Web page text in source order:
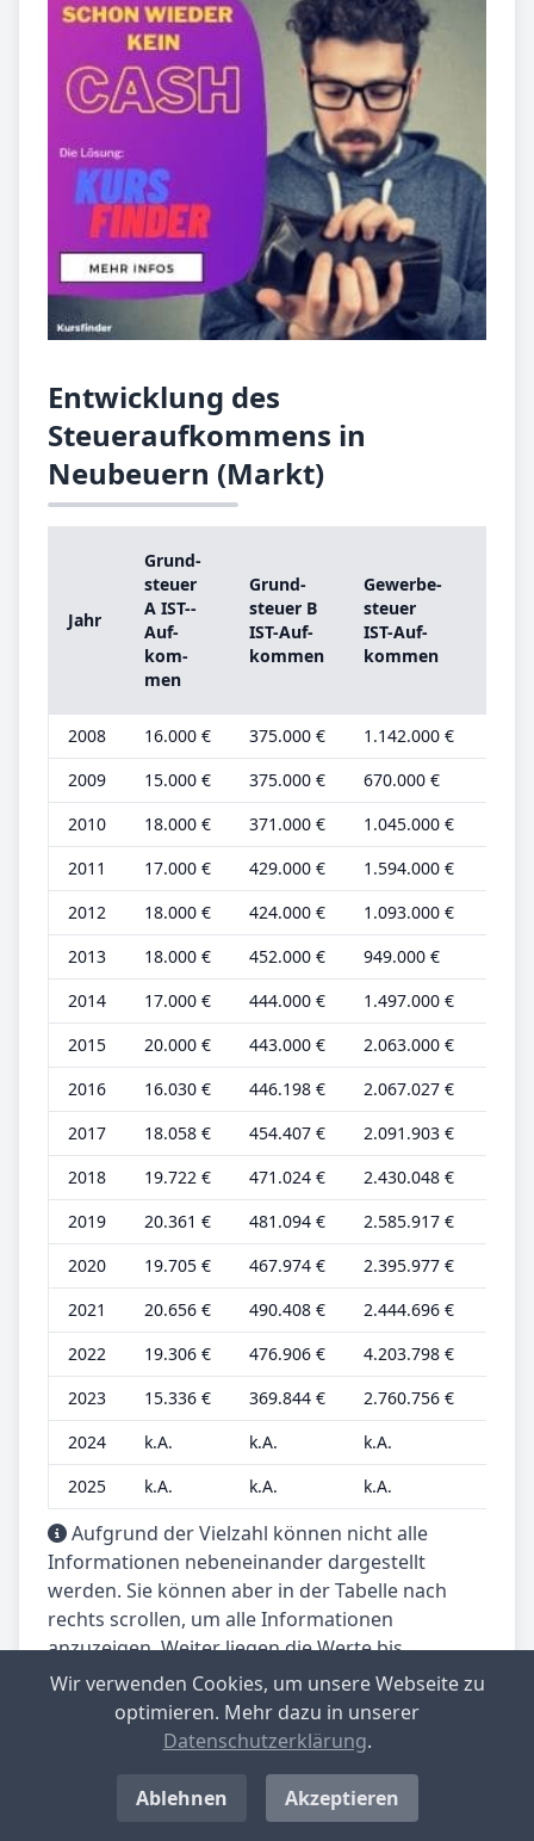
Entwicklung des
Steueraufkommens in
Neubeuern (Markt)
Jahr
Grund­
steu­er
A IST-­
Auf­
kom­
men
Grund­
steu­er B
IST-­Auf­
kom­men
Ge­wer­be­
steu­er
IST-­Auf­
kom­men
2008 16.000 € 375.000 € 1.142.000 €
2009
15.000 € 375.000 € 670.000 €
2010
18.000 € 371.000 € 1.045.000 €
2011
17.000 € 429.000 € 1.594.000 €
2012
18.000 € 424.000 € 1.093.000 €
2013
18.000 € 452.000 € 949.000 €
2014
17.000 € 444.000 € 1.497.000 €
2015
20.000 € 443.000 € 2.063.000 €
2016
16.030 € 446.198 € 2.067.027 €
2017
18.058 € 454.407 € 2.091.903 €
2018
19.722 € 471.024 € 2.430.048 €
2019
20.361 € 481.094 € 2.585.917 €
2020
19.705 € 467.974 € 2.395.977 €
2021
20.656 € 490.408 € 2.444.696 €
2022
19.306 € 476.906 € 4.203.798 €
2023
15.336 € 369.844 € 2.760.756 €
2024
k.A. k.A. k.A.
2025
k.A. k.A. k.A.
Aufgrund der Vielzahl können nicht alle
Informationen nebeneinander dargestellt
werden. Sie können aber in der Tabelle nach
rechts scrollen, um alle Informationen
anzuzeigen. Weiter liegen die Werte bis
einschließlich 2015 nur gerundet auf 1.000er-
Stellen vor.
Dieser Beitrag wird betreut von:
Wir verwenden Cookies, um unsere Webseite zu
optimieren. Mehr dazu in unserer
Datenschutzerklärung.
Ablehnen Akzeptieren